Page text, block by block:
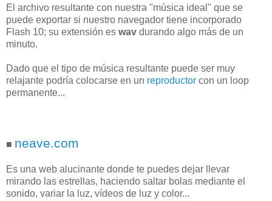
El archivo resultante con nuestra "música ideal" que se
puede exportar si nuestro navegador tiene incorporado
Flash 10; su extensión es wav durando algo más de un
minuto.
Dado que el tipo de música resultante puede ser muy
relajante podría colocarse en un reproductor con un loop
permanente...
■ neave.com
Es una web alucinante donde te puedes dejar llevar
mirando las estrellas, haciendo saltar bolas mediante el
sonido, variar la luz, vídeos de luz y color...